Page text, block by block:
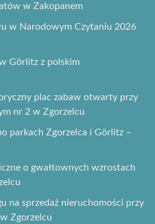
w Zakopanem
w Narodowym Czytaniu 2026
Görlitz z polskim
plac zabaw otwarty przy
nr 2 w Zgorzelcu
parkach Zgorzelca i Görlitz –
o gwałtownych wzrostach
na sprzedaż nieruchomości przy
Zgorzelcu